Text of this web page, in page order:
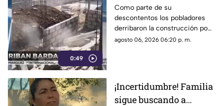
0:49
DERRIBANDO BARDA
tras desacuerdo con
construcción en
Veracruz [VIDEO]
Como parte de su
descontentos los pobladores
derribaron la construcción por
realizar los trabajos sin
agosto 06, 2026 06:20 p. m.
¡Incertidumbre! Familia
sigue buscando a